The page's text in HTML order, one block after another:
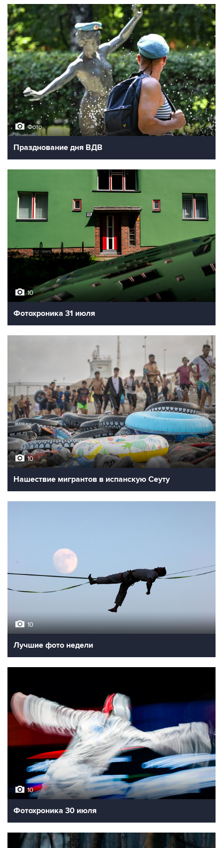
Фото
Празднование дня ВДВ
10
Фотохроника 31 июля
10
Нашествие мигрантов в испанскую Сеуту
10
Лучшие фото недели
10
Фотохроника 30 июля